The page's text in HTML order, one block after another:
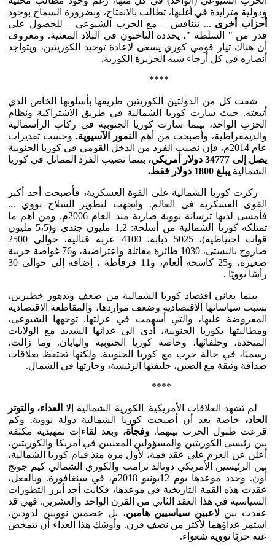
ودولية متزايدة في أغلبها، تطالب بالانفتاح، وبضرورة السماح بوجود
أحزاب أخرى ... تتنافس – مع الحزب الشيوعي – للحصول على
قدر من " السلطة "، يحدده الناخبون في البلاد المعنية. ومعروف
أن هناك تيار قومي كوري يسعى لإعادة توحيد الكوريتين، ويتواجد
أنصاره في كل أرجاء شبه الجزيرة الكورية.
****
شقت كل من الدولتين الكوريتين طريقها بأسلوبها الخاص الذي
أتبعته. حيث سارت كوريا الشمالية في طريق الاشتراكية ونظام
الحزب الواحد، بينما سارت كوريا الجنوبية في ركاب الرأسمالية
والديمقراطية، وأصبحت من أهم
النمور الآسيوية. وحسب تقديرات
عام 2014م، فإن نصيب الفرد من الدخل القومي في كوريا الجنوبية
يصل إلى 34777 دولار أمريكي،
بينما نصيب الفرد المماثل في كوريا
الشمالية يبلغ 1800 دولار فقط.
ركزت كوريا الشمالية على القوة العسكرية، فأصبحت أحد أكبر
القوى العسكرية في العالم. واتجهت لتطوير السلاح نووي ...
فأمسى لديها ترسانة نووية ضاربة منذ العام 2006م. ومن أهم ما
تمتلكه كوريا الشمالية من أسلحة: 1,2 مليون جندي و(5،5 مليون
قوات احتياطية)، 5025 دبابة، 4100 عربة قتالية، حوالى 2500
صاروخ باليستى، 1030 طائرة مقاتلة واعتراضية، و76 غواصة حربية
صغيرة، و25 كاسحة ألغام، و11 فرقاطة ، إضافة إلى حوالي 30
رأسًا نوويًا .
بينما يعاني اقتصاد كوريا الشمالية من ضعف وتدهور خطيرين،
بسبب سياساتها الاقتصادية وضعف مواردها، والمقاطعة الاقتصادية
المفروضة عليها، والتي أسهمت في عزلتها. توجهها الشيوعي،
ومطالبتها بكوريا الجنوبية، أدى الى عدائها الشديد مع الولايات
المتحدة، وحلفائها، وخاصة كوريا الجنوبية واليابان. وما زالت،
رسميًا، في حالة حرب مع كوريا الجنوبية. ولكنها تحتفظ بعلاقات
صداقة وثيقة مع الصين، حليفتها الرئيسة، وجارتها في الشمال.
****
لم تشهد العلاقات الأمريكية–الكورية الشمالية إلا العداء، والتوتر
الحاد، خاصة بعد أن أصبحت كوريا الشمالية دولة نووية. وكم
قرعت طبول الحرب بينهما. وفجأة، وبعد لقاءات تمهيدية مكثفة
بين رئيسي الكوريتين والمسؤولين المعنيين في أمريكا والكوريتين،
أعلن عن العزم على عقد قمة، لأول مرة منذ قيام كوريا الشمالية،
بين الرئيسين الأمريكي دونالد ترامب والكوري الشمالي كيم جونج
أون. وحدد موعدها يوم 12يونيو 2018م، في سنغافورة. وبالفعل،
عقدت هذه القمة التاريخية في موعدها، فكانت أحد أبرز التطورات
السياسية في هذا العقد الثاني من القرن الواحد والعشرين. فهي قد
عقدت بينلاعبين سياسيين هامين، بل خصمين نوويين لدودين،
استمر عداؤهما لأكثر من نصف قرن. وأوشك هذا العداء أن تتمخض
عنه حربًا نووية شعواء.